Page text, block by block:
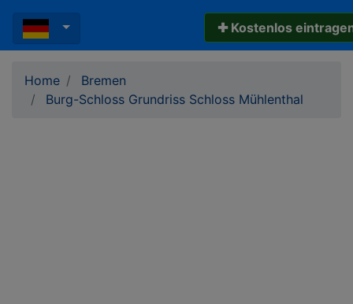
✚ Kostenlos
Home
Bremen
Burg-Schloss Grundriss Schloss Mühlenthal